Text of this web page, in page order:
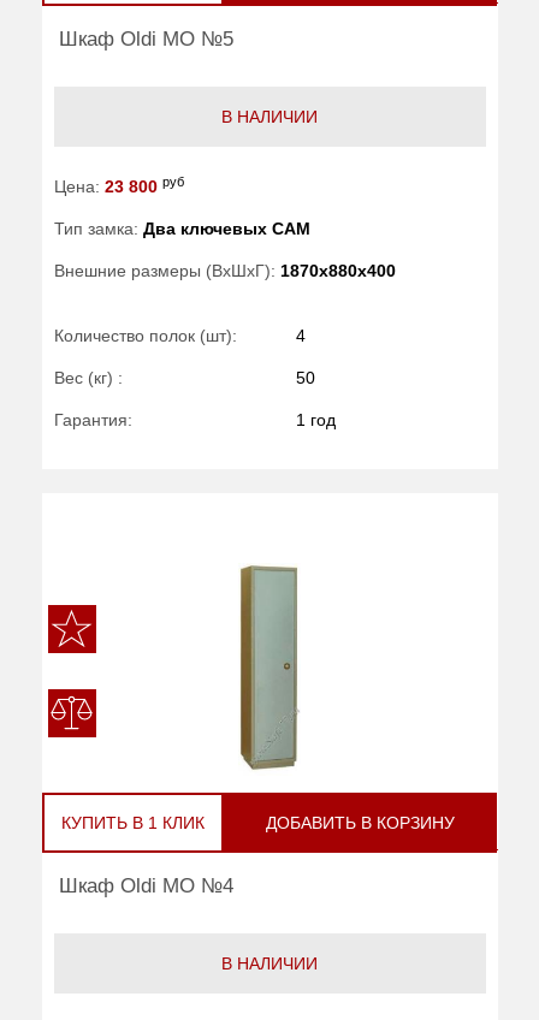
Шкаф Oldi МО №5
В НАЛИЧИИ
Цена: 23 800 руб
Тип замка: Два ключевых САМ
Внешние размеры (ВхШхГ): 1870x880x400
Количество полок (шт): 4
Вес (кг) : 50
Гарантия: 1 год
КУПИТЬ В 1 КЛИК ДОБАВИТЬ В КОРЗИНУ
Шкаф Oldi МО №4
В НАЛИЧИИ